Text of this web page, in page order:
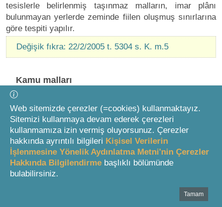
tesislerle belirlenmiş taşınmaz malların, imar plânı
bulunmayan yerlerde zeminde fiilen oluşmuş sınırlarına
göre tespiti yapılır.
Değişik fıkra: 22/2/2005 t. 5304 s. K. m.5
Kamu malları
MADDE 16
Kamunun ortak kullanmasına veya bir kamu
hizmetinin görülmesine ayrılan yerlerle Devletin hüküm
ve tasarrufu altında bulunan sahipsiz yerlerden:
A) Kamu hizmetinde kullanılan, bütçelerinden
ayrılan ödenek veya yardımlarla yapılan resmi bina
ve tesisler, (Hükümet, belediye, karakol, okul
Web sitemizde çerezler (=cookies) kullanmaktayız.
Sitemizi kullanmaya devam ederek çerezleri
kullanmamıza izin vermiş oluyorsunuz. Çerezler
hakkında ayrıntılı bilgileri Kişisel Verilerin
İşlenmesine Yönelik Aydınlatma Metni'nin Çerezler
Hakkında Bilgilendirme başlıklı bölümünde
bulabilirsiniz.
Tamam